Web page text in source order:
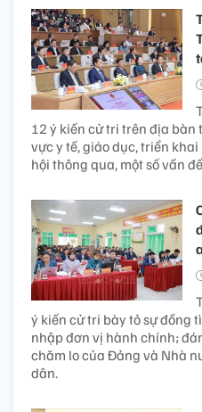
12 ý kiến cử tri trên địa bàn
vực y tế, giáo dục, triển
hội thông qua, một số vấn
ý kiến cử tri bày tỏ sự đồng
nhập đơn vị hành chính;
chăm lo của Đảng và Nhà
dân.